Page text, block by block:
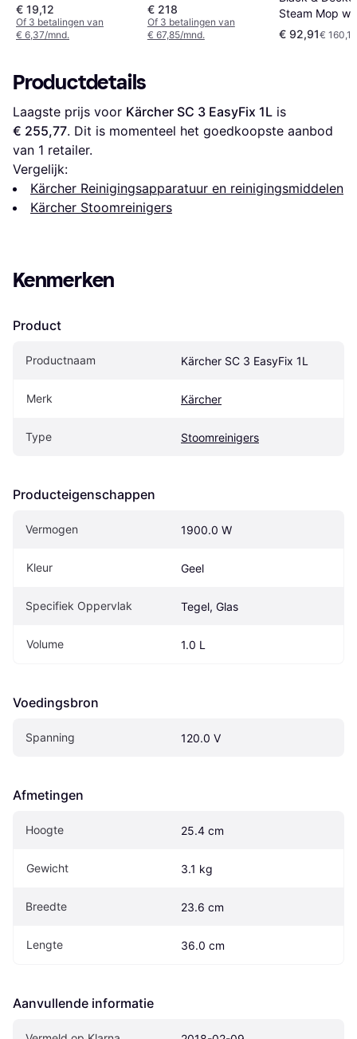
€ 19,12
Of 3 betalingen van
€ 6,37/mnd.
€ 218
Of 3 betalingen van
€ 67,85/mnd.
Steam Mop
Handheld
580ml
€ 92,91€
Productdetails
Laagste prijs voor Kärcher SC 3 EasyFix 1L
€ 255,77. Dit is momenteel het goedkoopste aanbod
van 1 retailer.
Vergelijk:
Kärcher Reinigingsapparatuur en reinigingsmiddelen
Kärcher Stoomreinigers
Kenmerken
Product
Productnaam Kärcher SC 3 EasyFix 1L
Merk Kärcher
Type Stoomreinigers
Producteigenschappen
Vermogen 1900.0 W
Kleur Geel
Specifiek Oppervlak Tegel, Glas
Volume 1.0 L
Voedingsbron
Spanning 120.0 V
Afmetingen
Hoogte 25.4 cm
Gewicht 3.1 kg
Breedte 23.6 cm
Lengte 36.0 cm
Aanvullende informatie